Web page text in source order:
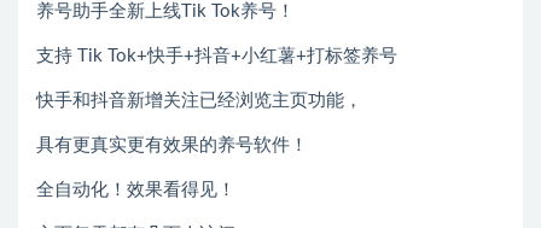
养号助手全新上线Tik Tok养号！
支持 Tik Tok+快手+抖音+小红薯+打标签养号
快手和抖音新增关注已经浏览主页功能，
具有更真实更有效果的养号软件！
全自动化！效果看得见！